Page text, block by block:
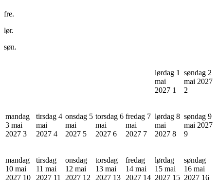
fre.
lør.
søn.
lørdag 1
mai
2027 1
søndag 2
mai 2027
2
mandag
3 mai
2027 3
tirsdag 4
mai
2027 4
onsdag 5
mai
2027 5
torsdag 6
mai
2027 6
fredag 7
mai
2027 7
lørdag 8
mai
2027 8
søndag 9
mai 2027
9
mandag
10 mai
2027 10
tirsdag
11 mai
2027 11
onsdag
12 mai
2027 12
torsdag
13 mai
2027 13
fredag
14 mai
2027 14
lørdag
15 mai
2027 15
søndag
16 mai
2027 16